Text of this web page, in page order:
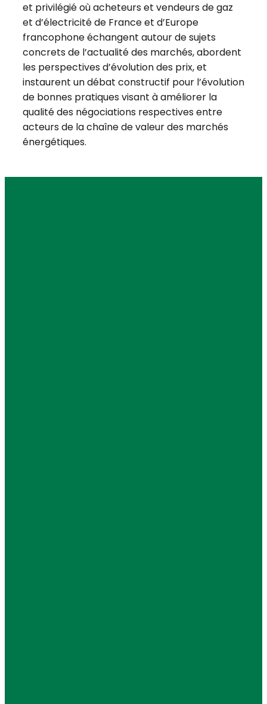
et privilégié où acheteurs et vendeurs de gaz
et d’électricité de France et d’Europe
francophone échangent autour de sujets
concrets de l’actualité des marchés, abordent
les perspectives d’évolution des prix, et
instaurent un débat constructif pour l’évolution
de bonnes pratiques visant à améliorer la
qualité des négociations respectives entre
acteurs de la chaîne de valeur des marchés
énergétiques.